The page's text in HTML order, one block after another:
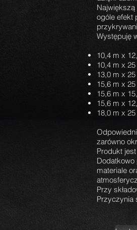
ogóle efekt
Występuję
10,4 m x
10,4 m x
13,0 m x
15,6 m x
15,6 m x
15,6 m x
18,0 m x
zarówno
Produkt
Dodatkowo
materiale
Przy
Przyczynia